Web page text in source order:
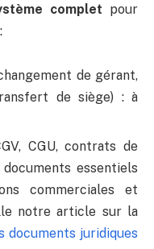
complet pour
de gérant,
de siège) : à
CGU, contrats de
essentiels
commerciales et
notre article sur la
documents juridiques